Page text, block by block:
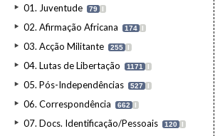
01. Juventude 79 I
02. Afirmação Africana 174 I
03. Acção Militante 255 I
04. Lutas de Libertação 1171 I
05. Pós-Independências 527 I
06. Correspondência 662 I
07. Docs. Identificação/Pessoais 120 I